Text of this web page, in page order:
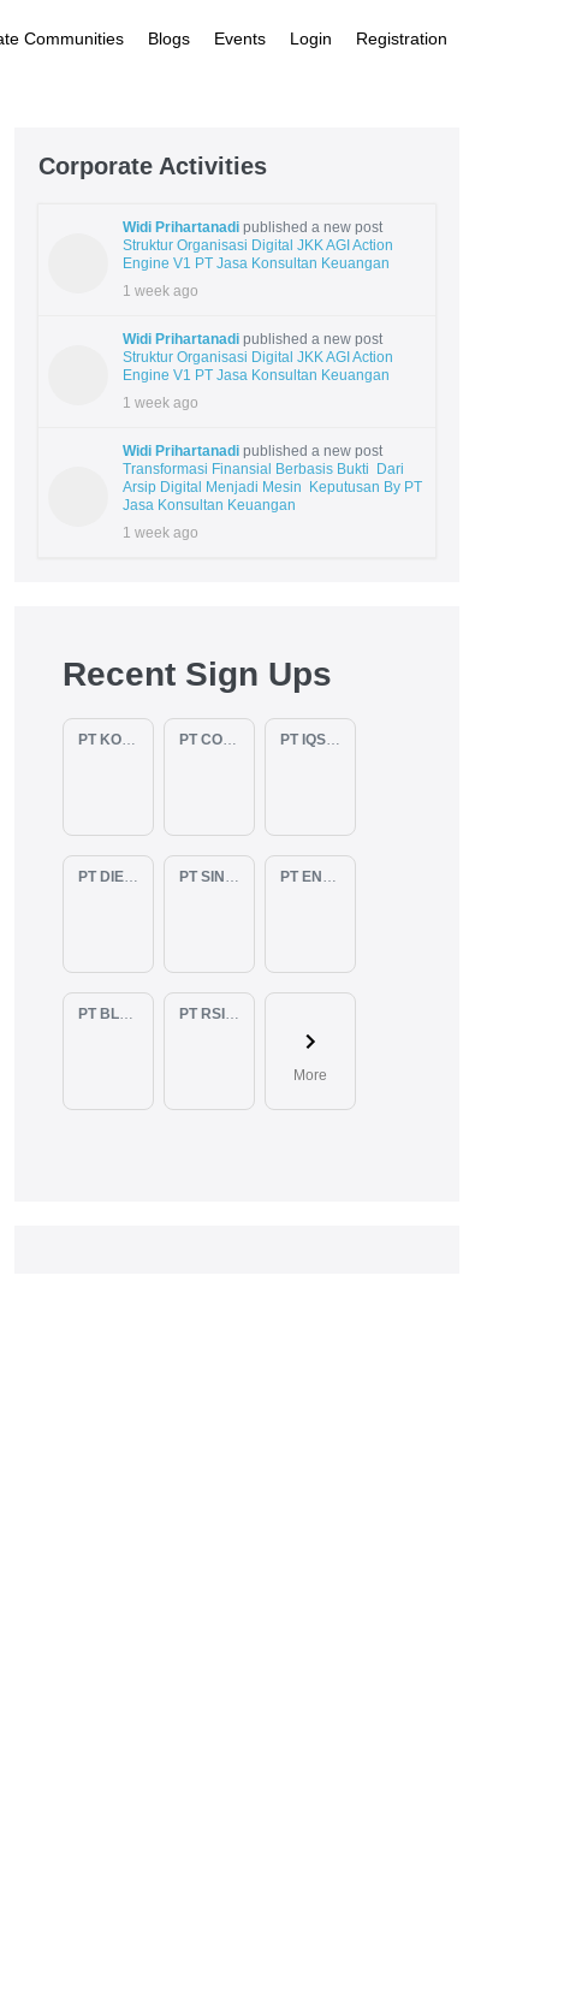
Communities Blogs Events Login Registration
Corporate Activities
Widi Prihartanadipublished a new post
Struktur Organisasi Digital JKK AGI Action
Engine V1 PT Jasa Konsultan Keuangan
1 week ago
Widi Prihartanadipublished a new post
Struktur Organisasi Digital JKK AGI Action
Engine V1 PT Jasa Konsultan Keuangan
1 week ago
Widi Prihartanadipublished a new post
Transformasi Finansial Berbasis Bukti Dari
Arsip Digital Menjadi Mesin Keputusan By PT
Jasa Konsultan Keuangan
1 week ago
Recent Sign Ups
PT KOPKAR NAWAKARA PT COMECA INDONESIA PT IQSA FAJAR INDONESIA
PT DIENZEE PERKASA ABADI
PT BLUELIGHT CONTINENTAL ABADI PT RSIA BUNDA ARIF
More